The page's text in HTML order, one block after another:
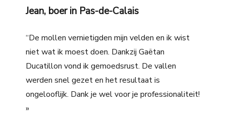
Jean, boer in Pas-de-Calais
“De mollen vernietigden mijn velden en ik wist
niet wat ik moest doen. Dankzij Gaëtan
Ducatillon vond ik gemoedsrust. De vallen
werden snel gezet en het resultaat is
ongelooflijk. Dank je wel voor je professionaliteit!
»